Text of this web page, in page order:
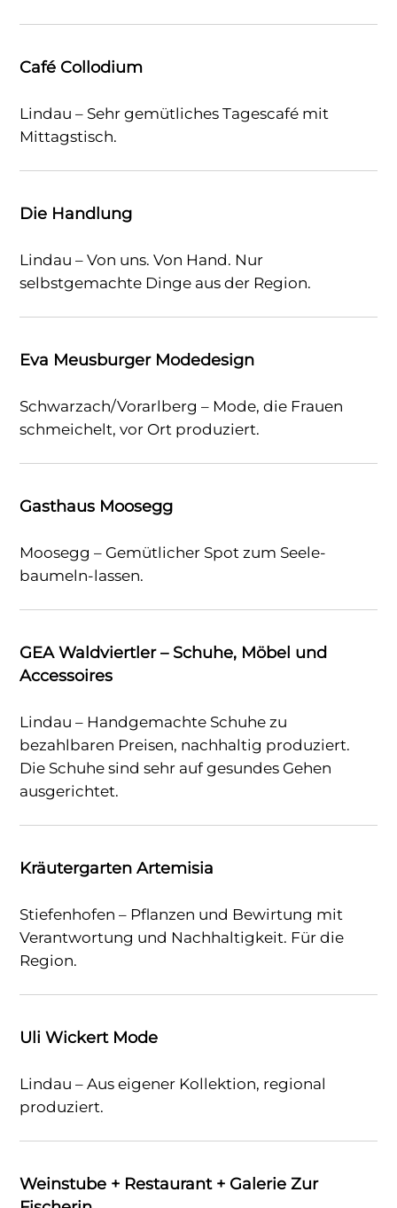
Café Collodium
Lindau – Sehr gemütliches Tagescafé mit
Mittagstisch.
Die Handlung
Lindau – Von uns. Von Hand. Nur
selbstgemachte Dinge aus der Region.
Eva Meusburger Modedesign
Schwarzach/Vorarlberg – Mode, die Frauen
schmeichelt, vor Ort produziert.
Gasthaus Moosegg
Moosegg – Gemütlicher Spot zum Seele-
baumeln-lassen.
GEA Waldviertler – Schuhe, Möbel und
Accessoires
Lindau – Handgemachte Schuhe zu
bezahlbaren Preisen, nachhaltig produziert.
Die Schuhe sind sehr auf gesundes Gehen
ausgerichtet.
Kräutergarten Artemisia
Stiefenhofen – Pflanzen und Bewirtung mit
Verantwortung und Nachhaltigkeit. Für die
Region.
Uli Wickert Mode
Lindau – Aus eigener Kollektion, regional
produziert.
Weinstube + Restaurant + Galerie Zur